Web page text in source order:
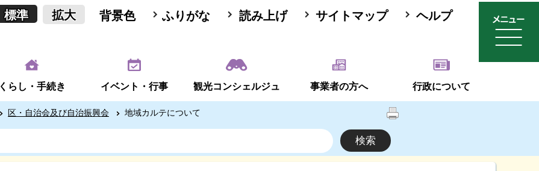
標準 拡大 背景色 ふりがな 読み上げ サイトマップ ヘルプ
くらし・手続き イベント・行事 観光コンシェルジュ 事業者の方へ 行政について
区・自治会及び自治振興会 地域カルテについて